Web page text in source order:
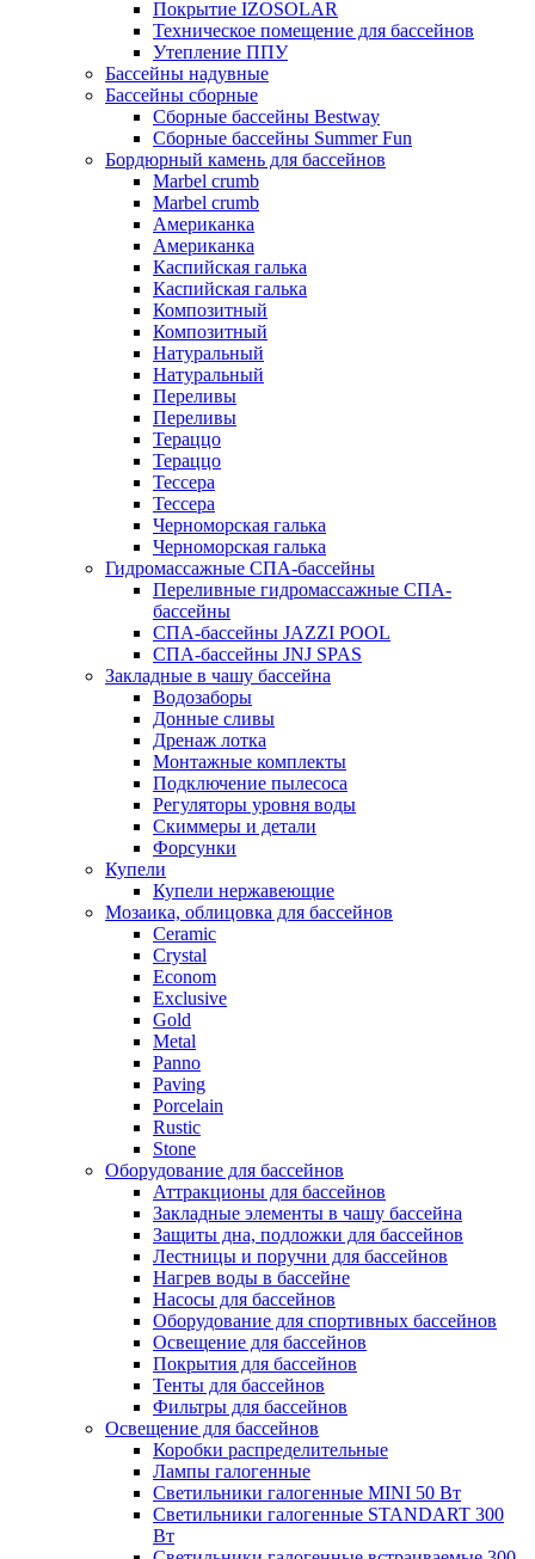
Покрытие IZOSOLAR
Техническое помещение для бассейнов
Утепление ППУ
Бассейны надувные
Бассейны сборные
Сборные бассейны Bestway
Сборные бассейны Summer Fun
Бордюрный камень для бассейнов
Marbel crumb
Marbel crumb
Американка
Американка
Каспийская галька
Каспийская галька
Композитный
Композитный
Натуральный
Натуральный
Переливы
Переливы
Тераццо
Тераццо
Тессера
Тессера
Черноморская галька
Черноморская галька
Гидромассажные СПА-бассейны
Переливные гидромассажные СПА-
бассейны
СПА-бассейны JAZZI POOL
СПА-бассейны JNJ SPAS
Закладные в чашу бассейна
Водозаборы
Донные сливы
Дренаж лотка
Монтажные комплекты
Подключение пылесоса
Регуляторы уровня воды
Скиммеры и детали
Форсунки
Купели
Купели нержавеющие
Мозаика, облицовка для бассейнов
Ceramic
Crystal
Econom
Exclusive
Gold
Metal
Panno
Paving
Porcelain
Rustic
Stone
Оборудование для бассейнов
Аттракционы для бассейнов
Закладные элементы в чашу бассейна
Защиты дна, подложки для бассейнов
Лестницы и поручни для бассейнов
Нагрев воды в бассейне
Насосы для бассейнов
Оборудование для спортивных бассейнов
Освещение для бассейнов
Покрытия для бассейнов
Тенты для бассейнов
Фильтры для бассейнов
Освещение для бассейнов
Коробки распределительные
Лампы галогенные
Светильники галогенные MINI 50 Вт
Светильники галогенные STANDART 300
Вт